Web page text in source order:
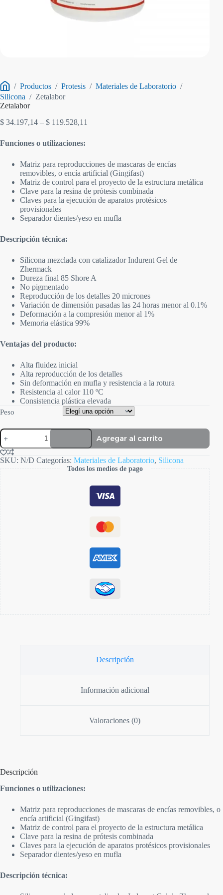
Inicio
/ Productos / Protesis / Materiales de Laboratorio /
Silicona / Zetalabor
Zetalabor
$ 34.197,14 – $ 119.528,11
hasta
$ 119.528,11
Funciones o utilizaciones:
Matriz para reproducciones de mascaras de encías
removibles, o encía artificial (Gingifast)
Matriz de control para el proyecto de la estructura metálica
Clave para la resina de prótesis combinada
Claves para la ejecución de aparatos protésicos
provisionales
Separador dientes/yeso en mufla
Descripción técnica:
Silicona mezclada con catalizador Indurent Gel de
Zhermack
Dureza final 85 Shore A
No pigmentado
Reproducción de los detalles 20 micrones
Variación de dimensión pasadas las 24 horas menor al 0.1%
Deformación a la compresión menor al 1%
Memoria elástica 99%
Ventajas del producto:
Alta fluidez inicial
Alta reproducción de los detalles
Sin deformación en mufla y resistencia a la rotura
Resistencia al calor 110 ºC
Consistencia plástica elevada
Peso
Zetalabor
cantidad
Agregar al carrito
SKU: N/D Categorías: Materiales de Laboratorio, Silicona
Todos los medios de pago
Descripción
Información adicional
Valoraciones (0)
Descripción
Funciones o utilizaciones:
Matriz para reproducciones de mascaras de encías removibles, o
encía artificial (Gingifast)
Matriz de control para el proyecto de la estructura metálica
Clave para la resina de prótesis combinada
Claves para la ejecución de aparatos protésicos provisionales
Separador dientes/yeso en mufla
Descripción técnica: